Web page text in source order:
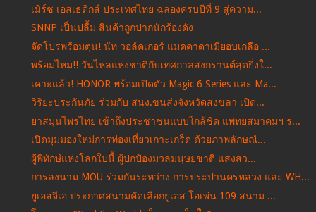
เมิร์ซ เอสเธติกส์ ประเทศไทย ฉลองครบปีที่ 9 สู่ความ...
SNNP เป็นปลื้ม สินค้าถูกปากนักร้องดัง
จัดโปรพร้อมตุน! นัท วอล์คเกอร์ แมคคาดาเมียอบเกลือ ...
พร้อมไหม!! วันไหลแห่งชาติกับเทศกาลสงกรานต์สุดยิ่งใ...
เคาะแล้ว! HONOR พร้อมเปิดตัว Magic 6 Series และ Ma...
วิริยะประกันภัย ร่วมกับ สนง.ขนส่งจังหวัดสงขลา เปิด...
ยาสมุนไพรไทย เข้าถึงประชาชนแบบใกล้ชิด แพทยสมาคมฯ ร...
เปิดมุมมองใหม่การท่องเที่ยวเกาะเกร็ด ด้วยภาพลักษณ์...
ผู้พิทักษ์แห่งโลกใบนี้ ผู้ปกป้องมวลมนุษยชาติ แสงสว...
การลงนาม MOU ร่วมกันระหว่าง การประปานครหลวง และ WH...
ยูเอสจีเอ ประกาศสนามคัดเลือกยูเอส โอเพ่น 109 สนาม ...